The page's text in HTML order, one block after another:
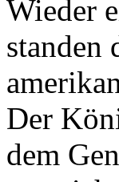
Wieder
Der
dem